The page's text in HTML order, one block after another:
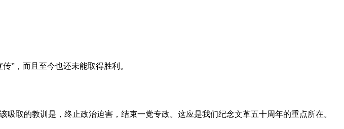
”，而且至今也还未能取得胜利。
取的教训是，终止政治迫害，结束一党专政。这应是我们纪念文革五十周年的重点所在。